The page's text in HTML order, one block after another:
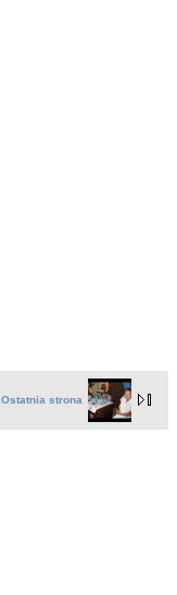
Ostatnia strona